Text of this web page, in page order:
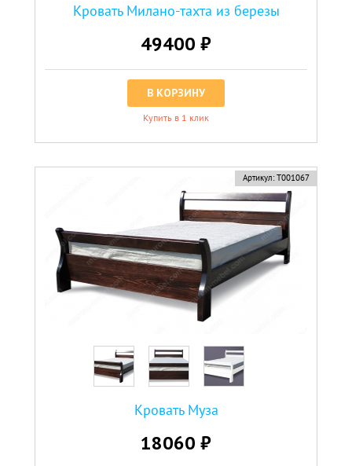
Кровать Милано-тахта из березы
49400 ₽
В КОРЗИНУ
Купить в 1 клик
Артикул: Т001067
Кровать Муза
18060 ₽